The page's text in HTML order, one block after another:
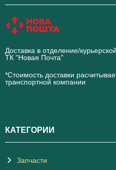
Доставка в отделение/
ТК "Новая Почта"
*Стоимость доставки
транспортной компании
КАТЕГОРИИ
Запчасти